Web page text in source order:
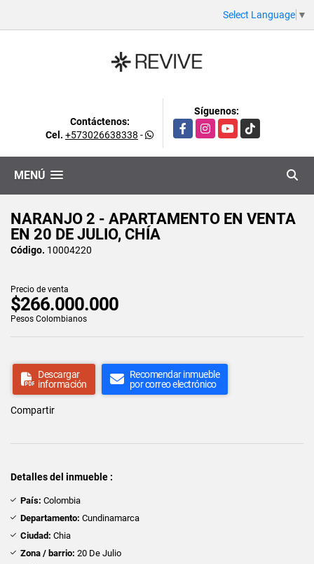
Select Language ▼
Contáctenos:
Cel. +573026638338 -
Síguenos:
FacebookInstagramYouTubeTikTok
MENÚ
NARANJO 2 - APARTAMENTO EN VENTA
EN 20 DE JULIO, CHÍA
Código. 10004220
Precio de venta
$266.000.000
Pesos Colombianos
Descargar
información
Recomendar inmueble
por correo electrónico
Compartir
Detalles del inmueble :
País: Colombia
Departamento: Cundinamarca
Ciudad: Chia
Zona / barrio: 20 De Julio